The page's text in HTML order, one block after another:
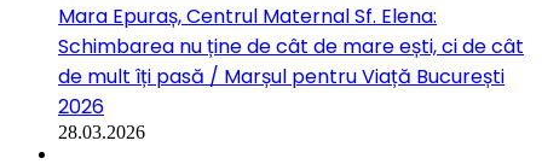
Mara Epuraș, Centrul Maternal Sf. Elena:
Schimbarea nu ține de cât de mare ești, ci de cât
de mult îți pasă / Marșul pentru Viață București
2026
28.03.2026